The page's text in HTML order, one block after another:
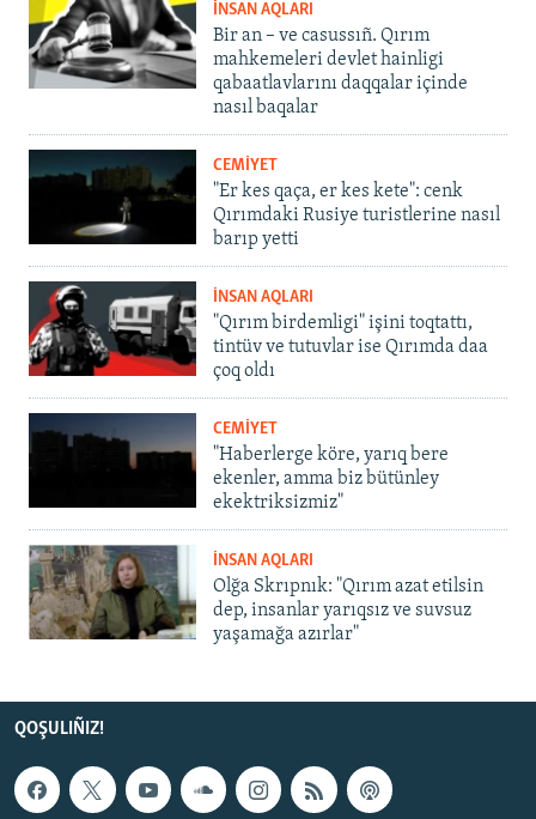
İNSAN AQLARI
Bir an – ve casussıñ. Qırım
mahkemeleri devlet hainligi
qabaatlavlarını daqqalar içinde
nasıl baqalar
CEMİYET
"Er kes qaça, er kes kete": cenk
Qırımdaki Rusiye turistlerine nasıl
barıp yetti
İNSAN AQLARI
"Qırım birdemligi" işini toqtattı,
tintüv ve tutuvlar ise Qırımda daa
çoq oldı
CEMİYET
"Haberlerge köre, yarıq bere
ekenler, amma biz bütünley
ekektriksizmiz"
İNSAN AQLARI
Olğa Skrıpnık: "Qırım azat etilsin
dep, insanlar yarıqsız ve suvsuz
yaşamağa azırlar"
QOŞULIÑIZ!